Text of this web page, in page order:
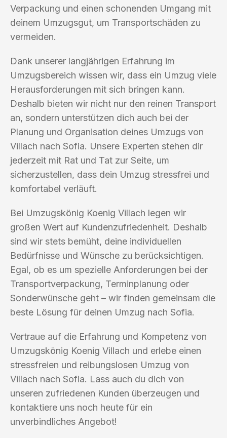
Verpackung und einen schonenden Umgang mit
deinem Umzugsgut, um Transportschäden zu
vermeiden.
Dank unserer langjährigen Erfahrung im
Umzugsbereich wissen wir, dass ein Umzug viele
Herausforderungen mit sich bringen kann.
Deshalb bieten wir nicht nur den reinen Transport
an, sondern unterstützen dich auch bei der
Planung und Organisation deines Umzugs von
Villach nach Sofia. Unsere Experten stehen dir
jederzeit mit Rat und Tat zur Seite, um
sicherzustellen, dass dein Umzug stressfrei und
komfortabel verläuft.
Bei Umzugskönig Koenig Villach legen wir
großen Wert auf Kundenzufriedenheit. Deshalb
sind wir stets bemüht, deine individuellen
Bedürfnisse und Wünsche zu berücksichtigen.
Egal, ob es um spezielle Anforderungen bei der
Transportverpackung, Terminplanung oder
Sonderwünsche geht – wir finden gemeinsam die
beste Lösung für deinen Umzug nach Sofia.
Vertraue auf die Erfahrung und Kompetenz von
Umzugskönig Koenig Villach und erlebe einen
stressfreien und reibungslosen Umzug von
Villach nach Sofia. Lass auch du dich von
unseren zufriedenen Kunden überzeugen und
kontaktiere uns noch heute für ein
unverbindliches Angebot!